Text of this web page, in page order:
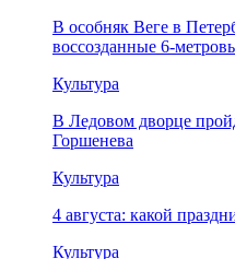
В особняк Веге в
воссозданные 6-
Культура
В Ледовом дворце
Горшенева
Культура
4 августа: какой
Культура